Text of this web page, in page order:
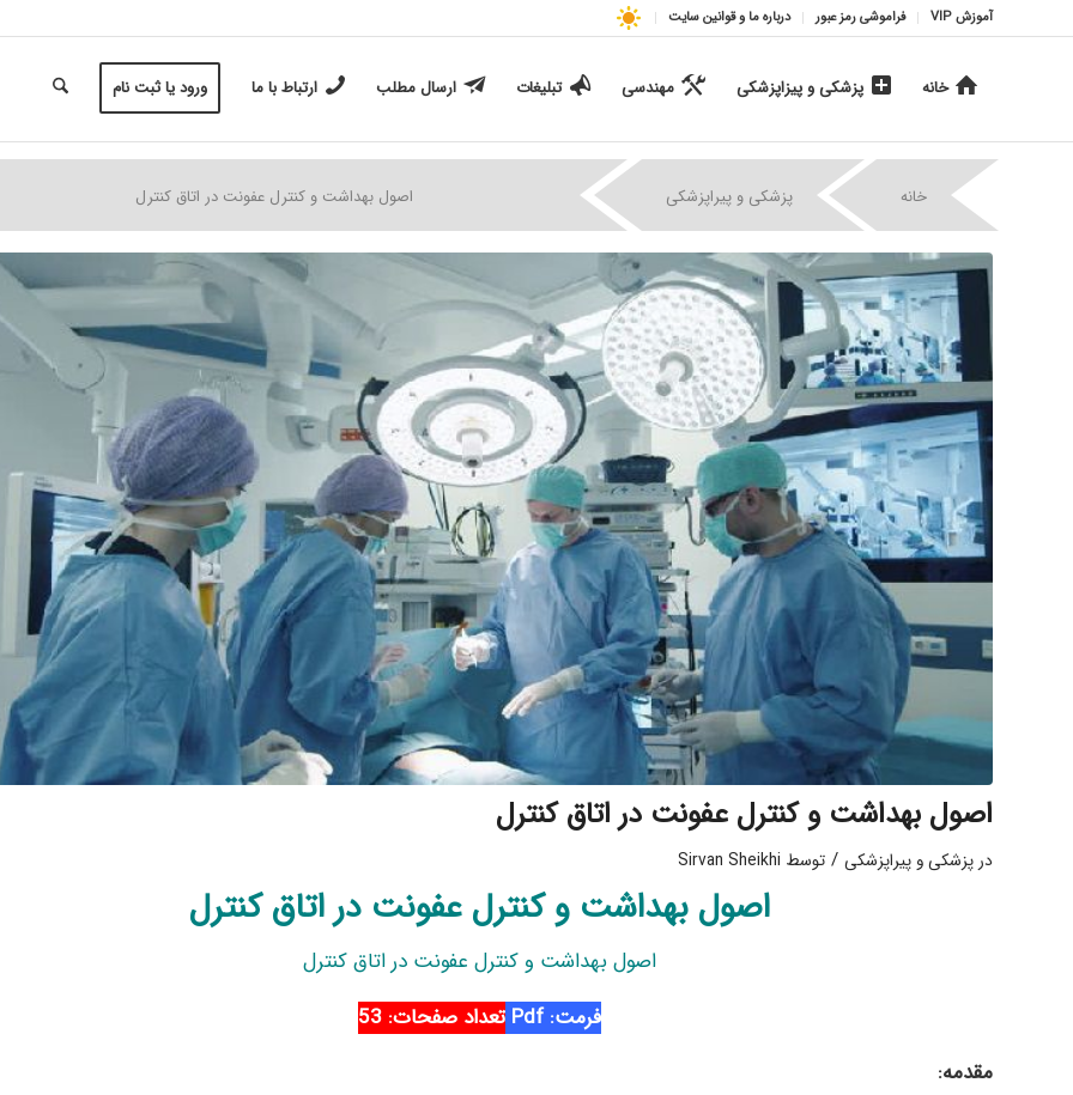
آموزش VIP فراموشی رمز عبور درباره ما و قوانین سایت
خانه پزشکی و پیزاپزشکی مهندسی تبلیغات ارسال مطلب ارتباط با ما ورود یا ثبت نام
خانه پزشکی و پیراپزشکی | اصول بهداشت و کنترل عفونت در اتاق کنترل
اصول بهداشت و کنترل عفونت در اتاق کنترل
در پزشکی و پیراپزشکی / توسط Sirvan Sheikhi
اصول بهداشت و کنترل عفونت در اتاق کنترل
اصول بهداشت و کنترل عفونت در اتاق کنترل
فرمت: Pdf
تعداد صفحات: 53
مقدمه: